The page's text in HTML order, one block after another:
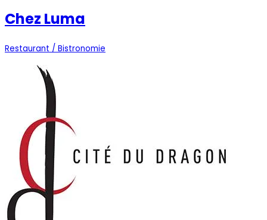
Chez Luma
Restaurant / Bistronomie